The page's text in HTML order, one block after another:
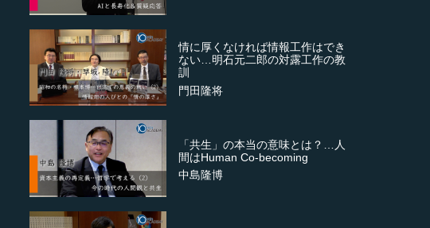
情に厚くなければ情報工作はでき
ない…明石元二郎の対露工作の教
訓
門田隆将
「共生」の本当の意味とは？…人
間はHuman Co-becoming
中島隆博